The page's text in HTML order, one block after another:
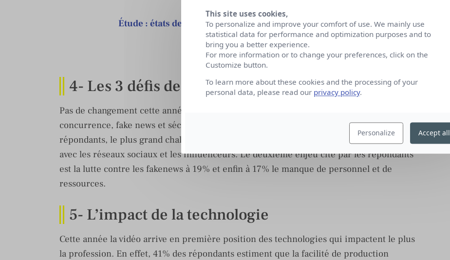
Étude : états des médias en France et impact du COVID-19
Lire le Livre Blanc
4- Les 3 défis des journalistes
Pas de changement cette année en ce qui concerne les craintes des journalistes :
concurrence, fake news et sécurité de l’emploi constituent le podium. Pour 25% des
répondants, le plus grand challenge des médias réside dans la concurrence qui se joue
avec les réseaux sociaux et les influenceurs. Le deuxième enjeu cité par les répondants
est la lutte contre les fakenews à 19% et enfin à 17% le manque de personnel et de
ressources.
5- L’impact de la technologie
Cette année la vidéo arrive en première position des technologies qui impactent le plus
la profession. En effet, 41% des répondants estiment que la facilité de production
This site uses cookies,
To personalize and improve your comfort of use. We mainly use
statistical data for performance and optimization purposes and to
bring you a better experience.
For more information or to change your preferences, click on the
Customize button.
To learn more about these cookies and the processing of your
personal data, please read our privacy policy.
Personalize Accept all